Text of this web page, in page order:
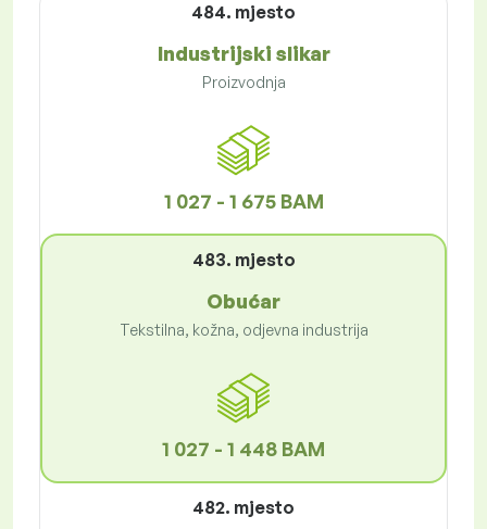
484. mjesto
Industrijski slikar
Proizvodnja
1 027 - 1 675 BAM
483. mjesto
Obućar
Tekstilna, kožna, odjevna industrija
1 027 - 1 448 BAM
482. mjesto